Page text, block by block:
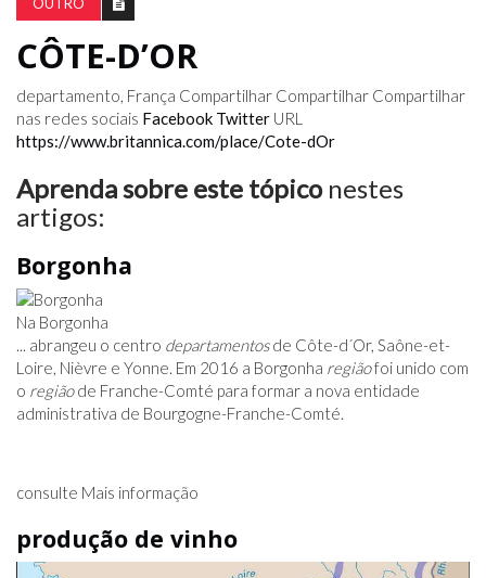
OUTRO
CÔTE-D’OR
departamento, França Compartilhar Compartilhar Compartilhar
nas redes sociais Facebook Twitter URL
https://www.britannica.com/place/Cote-dOr
Aprenda sobre este tópiconestes
artigos:
Borgonha
Na Borgonha
... abrangeu o centro departamentosde Côte-d´Or, Saône-et-
Loire, Nièvre e Yonne. Em 2016 a Borgonha regiãofoi unido com
o regiãode Franche-Comté para formar a nova entidade
administrativa de Bourgogne-Franche-Comté.
consulte Mais informação
produção de vinho